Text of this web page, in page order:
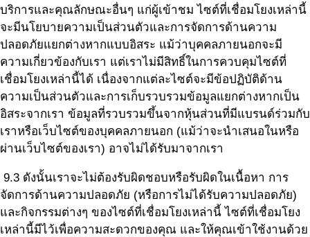
บริการและคุณลักษณะอื่นๆ แก่ผู้เข้าชม ไซต์ที่เชื่อมโยงเหล่านี้
จะมีนโยบายความเป็นส่วนตัวและการจัดการด้านความ
ปลอดภัยแยกต่างหากแบบอิสระ แม้ว่าบุคคลภายนอกจะมี
ความเกี่ยวข้องกับเรา แต่เราไม่มีสิทธิ์ในการควบคุมไซต์ที่
เชื่อมโยงเหล่านี้ได้ เนื่องจากแต่ละไซต์จะมีข้อปฏิบัติด้าน
ความเป็นส่วนตัวและการเก็บรวบรวมข้อมูลแยกต่างหากเป็น
อิสระจากเรา ข้อมูลที่รวบรวมขึ้นจากหุ้นส่วนที่มีแบรนด์ร่วมกับ
เราหรือเว็บไซต์ของบุคคลภายนอก (แม้ว่าจะนำเสนอในหรือ
ผ่านเว็บไซต์ของเรา) อาจไม่ได้รับมาจากเรา
9.3 ดังนั้นเราจะไม่ต้องรับผิดชอบหรือรับผิดในเนื้อหา การ
จัดการด้านความปลอดภัย (หรือการไม่ได้รับความปลอดภัย)
และกิจกรรมต่างๆ ของไซต์ที่เชื่อมโยงเหล่านี้ ไซต์ที่เชื่อมโยง
เหล่านี้มีไว้เพื่อความสะดวกของคุณ และให้คุณเข้าใช้งานด้วย